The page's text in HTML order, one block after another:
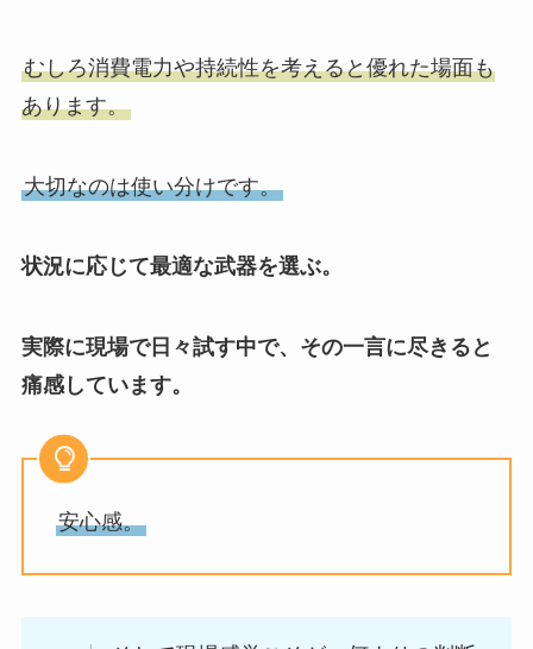
むしろ消費電力や持続性を考えると優れた場面も
あります。
大切なのは使い分けです。
状況に応じて最適な武器を選ぶ。
実際に現場で日々試す中で、その一言に尽きると
痛感しています。
安心感。